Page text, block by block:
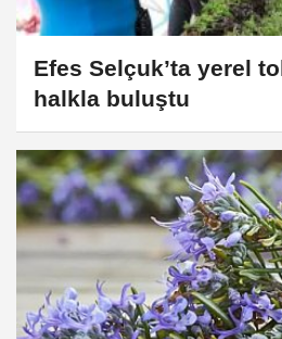
Efes Selçuk’ta yerel
halkla buluştu